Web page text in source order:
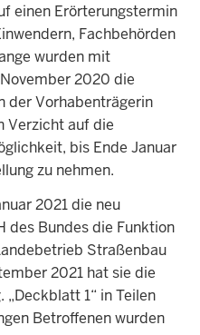
einen Erörterungstermin
Fachbehörden
wurden mit
2020 die
der Vorhabenträgerin
Verzicht auf die
bis Ende Januar
zu nehmen.
2021 die neu
des Bundes die Funktion
Straßenbau
2021 hat sie die
1“ in Teilen
Betroffenen wurden